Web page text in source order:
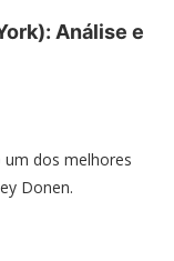
Análise e
um dos melhores
Donen.